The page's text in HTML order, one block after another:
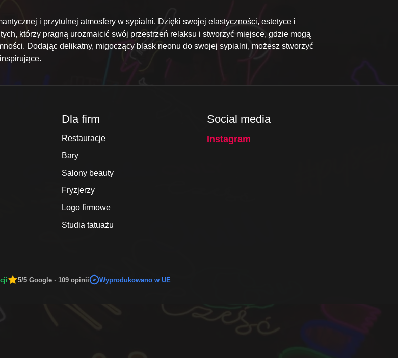
i przytulnej atmosfery w sypialni. Dzięki swojej elastyczności, estetyce i
którzy pragną urozmaicić swój przestrzeń relaksu i stworzyć miejsce, gdzie mogą
Dodając delikatny, migoczący blask neonu do swojej sypialni, możesz stworzyć
Dla firm
Restauracje
Bary
Salony beauty
Fryzjerzy
Logo firmowe
Studia tatuażu
Social media
Instagram
5/5 Google · 109 opinii Wyprodukowano w UE